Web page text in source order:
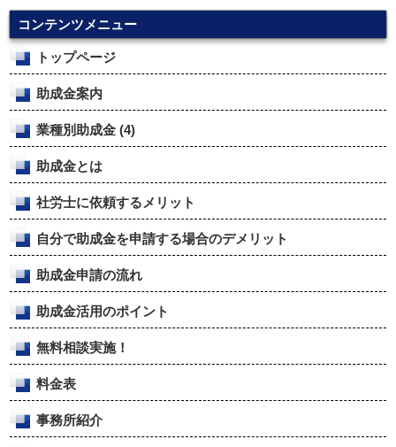
コンテンツメニュー
トップページ
助成金案内
業種別助成金 (4)
助成金とは
社労士に依頼するメリット
自分で助成金を申請する場合のデメリット
助成金申請の流れ
助成金活用のポイント
無料相談実施！
料金表
事務所紹介